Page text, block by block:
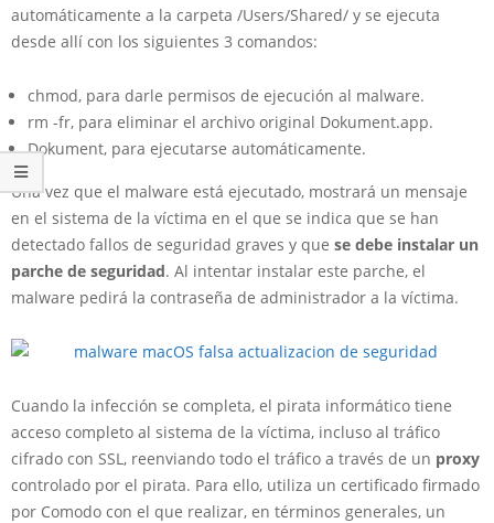
automáticamente a la carpeta /Users/Shared/ y se ejecuta
desde allí con los siguientes 3 comandos:
chmod, para darle permisos de ejecución al malware.
rm -fr, para eliminar el archivo original Dokument.app.
Dokument, para ejecutarse automáticamente.
Una vez que el malware está ejecutado, mostrará un mensaje
en el sistema de la víctima en el que se indica que se han
detectado fallos de seguridad graves y que se debe instalar un
parche de seguridad. Al intentar instalar este parche, el
malware pedirá la contraseña de administrador a la víctima.
Cuando la infección se completa, el pirata informático tiene
acceso completo al sistema de la víctima, incluso al tráfico
cifrado con SSL, reenviando todo el tráfico a través de un proxy
controlado por el pirata. Para ello, utiliza un certificado firmado
por Comodo con el que realizar, en términos generales, un